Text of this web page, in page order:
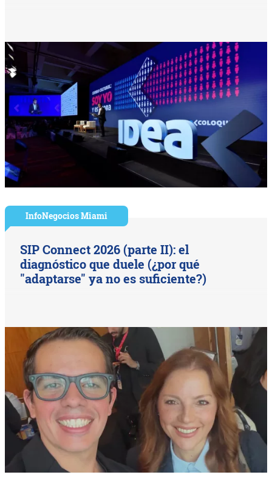
InfoNegocios Miami
SIP Connect 2026 (parte II): el
diagnóstico que duele (¿por qué
"adaptarse" ya no es suficiente?)